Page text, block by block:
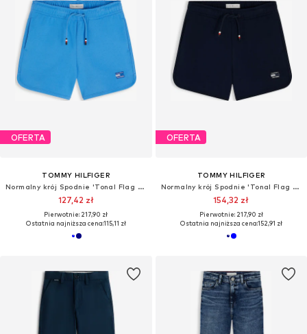
OFERTA
TOMMY HILFIGER
Normalny krój Spodnie 'Tonal Flag Logo Sweat'
127,42 zł
Pierwotnie: 217,90 zł
Ostatnia najniższa cena:115,11 zł
OFERTA
TOMMY HILFIGER
Normalny krój Spodnie 'Tonal Flag Logo Sweat'
154,32 zł
Pierwotnie: 217,90 zł
Ostatnia najniższa cena:152,91 zł